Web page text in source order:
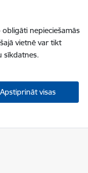
nepieciešamās
vietnē var tikt
sīkdatnes.
Apstiprināt visas